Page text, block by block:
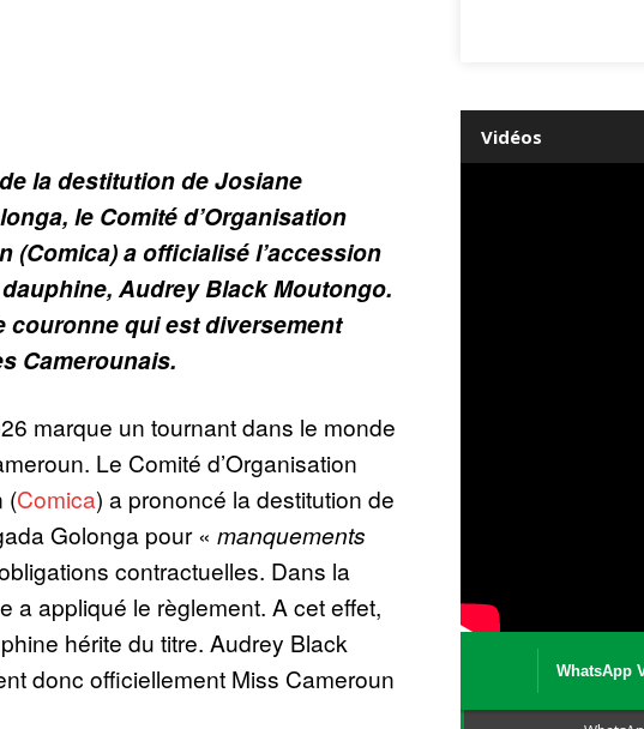
la destitution de Josiane
le Comité d’Organisation
(Comica) a officialisé l’accession
Audrey Black Moutongo.
couronne qui est diversement
Camerounais.
marque un tournant dans le monde
Le Comité d’Organisation
(Comica) a prononcé la destitution de
Golonga pour « manquements
contractuelles. Dans la
a appliqué le règlement. A cet effet,
hérite du titre. Audrey Black
donc officiellement Miss Cameroun
Vidéos
WhatsApp